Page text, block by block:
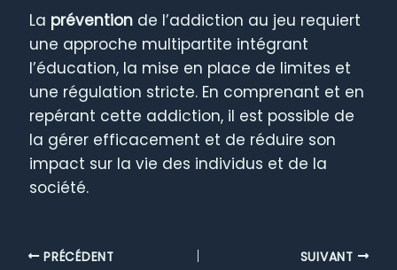
La prévention de l’addiction au jeu requiert
une approche multipartite intégrant
l’éducation, la mise en place de limites et
une régulation stricte. En comprenant et en
repérant cette addiction, il est possible de
la gérer efficacement et de réduire son
impact sur la vie des individus et de la
société.
PRÉCÉDENT SUIVANT